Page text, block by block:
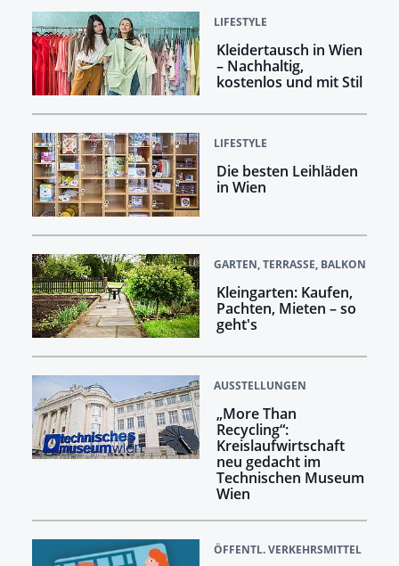
LIFESTYLE
Kleidertausch in Wien
– Nachhaltig,
kostenlos und mit Stil
LIFESTYLE
Die besten Leihläden
in Wien
GARTEN, TERRASSE, BALKON
Kleingarten: Kaufen,
Pachten, Mieten – so
geht's
AUSSTELLUNGEN
„More Than
Recycling“:
Kreislaufwirtschaft
neu gedacht im
Technischen Museum
Wien
ÖFFENTL. VERKEHRSMITTEL